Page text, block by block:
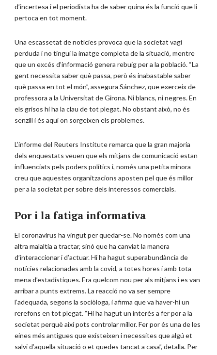
d’incertesa i el periodista ha de saber quina és la funció que li
pertoca en tot moment.
Una escassetat de notícies provoca que la societat vagi
perduda i no tingui la imatge completa de la situació, mentre
que un excés d’informació genera rebuig per a la població. “La
gent necessita saber què passa, però és inabastable saber
què passa en tot el món”, assegura Sánchez, que exerceix de
professora a la Universitat de Girona. Ni blancs, ni negres. En
els grisos hi ha la clau de tot plegat. No obstant això, no és
senzill i és aquí on sorgeixen els problemes.
L’informe del Reuters Institute remarca que la gran majoria
dels enquestats veuen que els mitjans de comunicació estan
influenciats pels poders polítics i, només una petita minora
creu que aquestes organitzacions aposten pel que és millor
per a la societat per sobre dels interessos comercials.
Por i la fatiga informativa
El coronavirus ha vingut per quedar-se. No només com una
altra malaltia a tractar, sinó que ha canviat la manera
d’interaccionar i d’actuar. Hi ha hagut superabundància de
notícies relacionades amb la covid, a totes hores i amb tota
mena d’estadístiques. Era quelcom nou per als mitjans i es van
arribar a punts extrems. La reacció no va ser sempre
l’adequada, segons la sociòloga, i afirma que va haver-hi un
rerefons en tot plegat. “Hi ha hagut un interès a fer por a la
societat perquè així pots controlar millor. Fer por és una de les
eines més antigues que existeixen i necessites que algú et
salvi d’aquella situació o et quedes tancat a casa”, detalla. Per